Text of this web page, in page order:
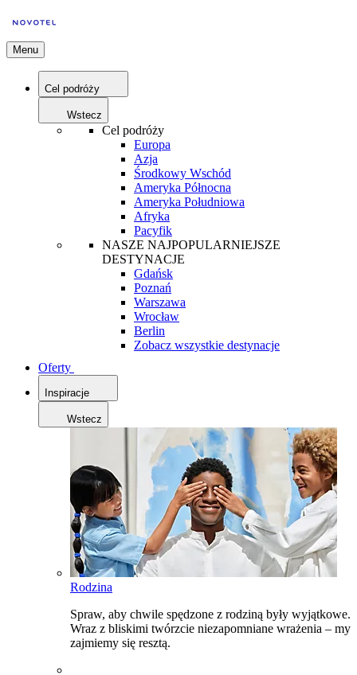
Menu
Cel podróży
Wstecz
Cel podróży
Europa
Azja
Środkowy Wschód
Ameryka Północna
Ameryka Południowa
Afryka
Pacyfik
NASZE NAJPOPULARNIEJSZE
DESTYNACJE
Gdańsk
Poznań
Warszawa
Wrocław
Berlin
Zobacz wszystkie destynacje
Oferty
Inspiracje
Wstecz
Rodzina
Spraw, aby chwile spędzone z rodziną były wyjątkowe.
Wraz z bliskimi twórzcie niezapomniane wrażenia – my
zajmiemy się resztą.